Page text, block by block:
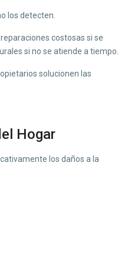
los detecten.
costosas si se
si no se atiende a tiempo.
solucionen las
Hogar
los daños a la